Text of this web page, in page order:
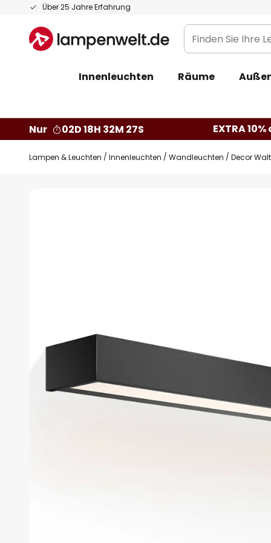
Über 25 Jahre Erfahrung
Zum
springen
Finden
Sie
Leuchte...
Innenleuchten Räume
Nur
02D 18H 32M 26S EXTRA
Lampen & Leuchten Innenleuchten Wandleuchten Decor